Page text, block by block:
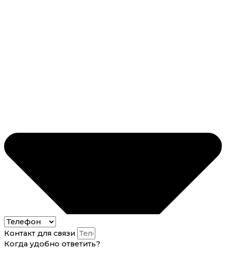
Контакт для связи
Когда удобно ответить?